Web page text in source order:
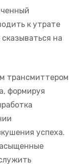
к утрате
на
трансмиттером
формируя
успеха.